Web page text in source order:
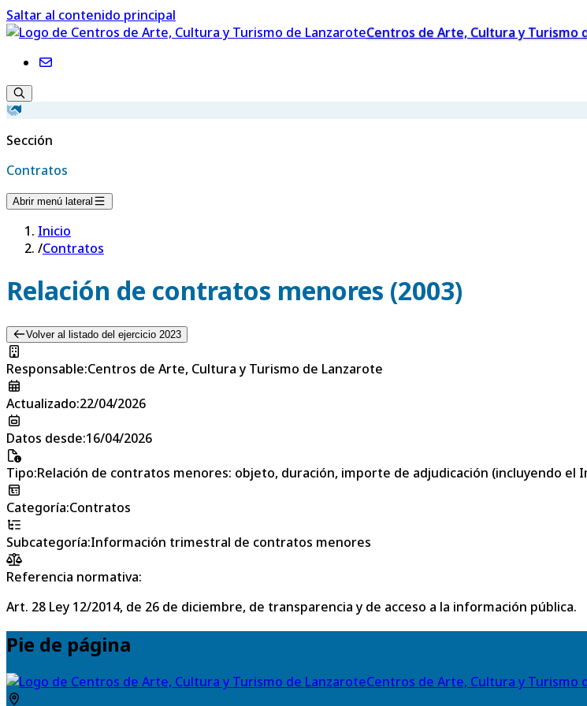
Saltar al contenido principal
Centros de Arte, Cultura y Turismo
Sección
Contratos
Abrir menú lateral
Inicio
/Contratos
Relación de contratos menores (2003)
Volver al listado del ejercicio 2023
Responsable:Centros de Arte, Cultura y Turismo de Lanzarote
Actualizado:22/04/2026
Datos desde:16/04/2026
Tipo:Relación de contratos menores: objeto, duración, importe de adjudicación (incluyendo
Categoría:Contratos
Subcategoría:Información trimestral de contratos menores
Referencia normativa:
Art. 28 Ley 12/2014, de 26 de diciembre, de transparencia y de acceso a la información pública.
Pie de página
Centros de Arte, Cultura y Turismo